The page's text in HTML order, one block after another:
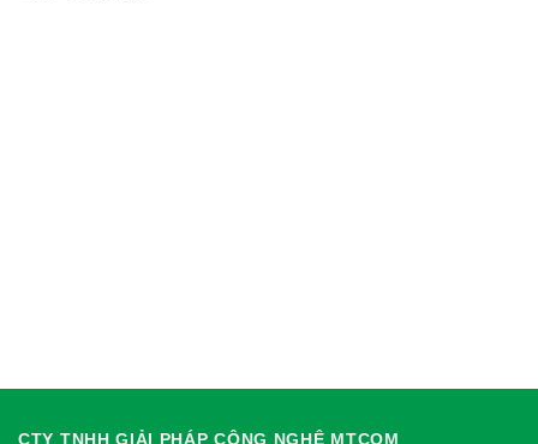
CTY TNHH GIẢI PHÁP CÔNG NGHỆ MTCOM